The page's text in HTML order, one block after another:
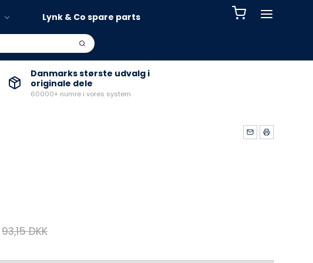
Lynk & Co spare parts
Danmarks største udvalg i
originale dele
60000+ numre i vores system
93,15 DKK